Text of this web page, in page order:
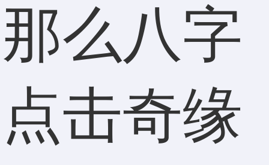
么八字
击奇缘